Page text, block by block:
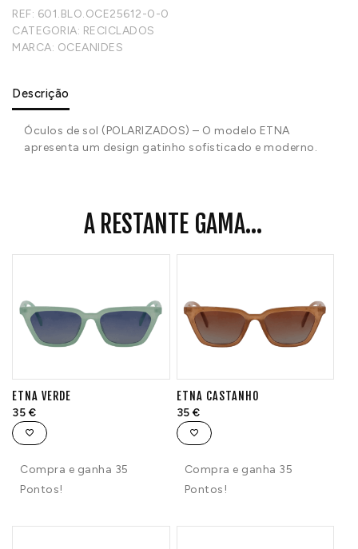
REF: 601.BLO.OCE25612-0-0
CATEGORIA: RECICLADOS
MARCA: OCEANIDES
Descrição
Óculos de sol (POLARIZADOS) – O modelo ETNA
apresenta um design gatinho sofisticado e moderno.
A RESTANTE GAMA...
ETNA VERDE
35 €
Compra e ganha 35
Pontos!
ETNA CASTANHO
35 €
Compra e ganha 35
Pontos!